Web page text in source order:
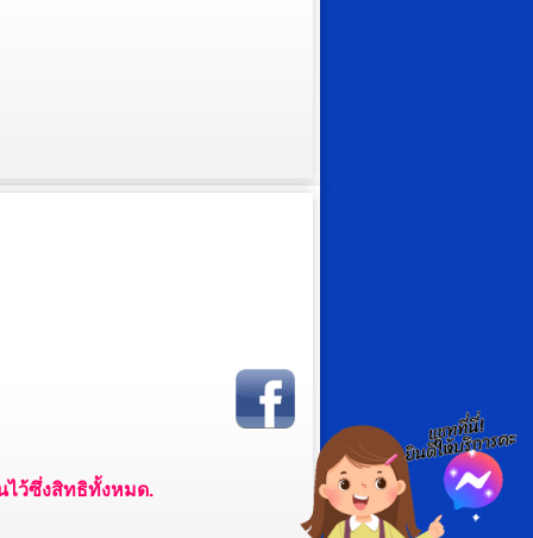
ไว้ซึ่งสิทธิทั้งหมด.